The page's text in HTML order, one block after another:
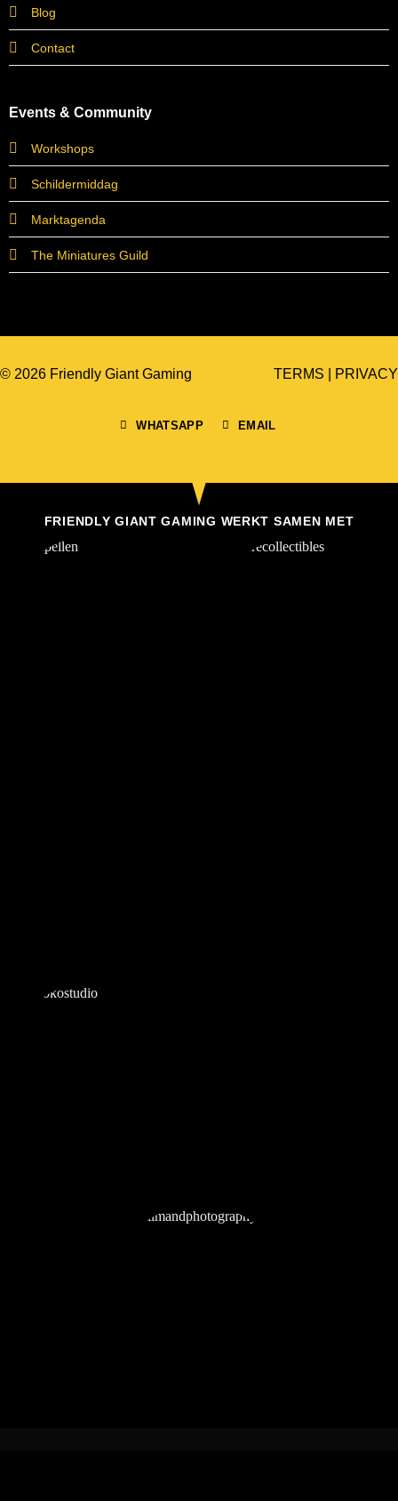
Blog
Contact
Events & Community
Workshops
Schildermiddag
Marktagenda
The Miniatures Guild
© 2026 Friendly Giant Gaming
WHATSAPP EMAIL
TERMS PRIVACY
FRIENDLY GIANT GAMING WERKT SAMEN MET